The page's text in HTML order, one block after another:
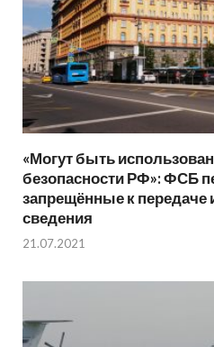
«Могут быть
безопасности РФ»: ФСБ
запрещённые к
сведения
21.07.2021